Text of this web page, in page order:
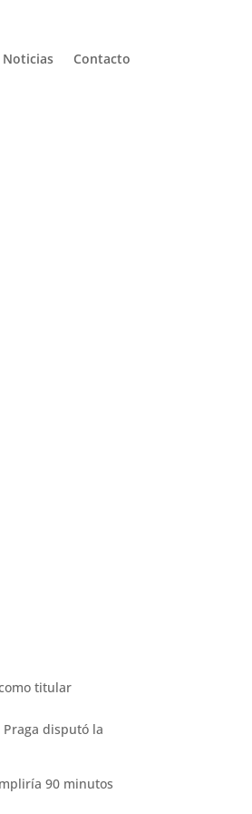
Noticias Contacto
titular
disputó la
90 minutos